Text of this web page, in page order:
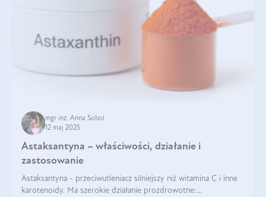
mgr inż. Anna Sobol
12 maj 2025
Astaksantyna – właściwości, działanie i
zastosowanie
Astaksantyna - przeciwutleniacz silniejszy niż witamina C i inne
karotenoidy. Ma szerokie działanie prozdrowotne: